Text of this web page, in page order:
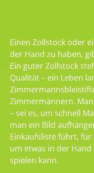
Einen Zollstock oder
der Hand zu haben,
Ein guter Zollstock
Qualität – ein Leben
Zimmermännern.
– sei es, um schnell
man ein Bild
Einkaufsliste führt, für
um etwas in der
spielen kann.